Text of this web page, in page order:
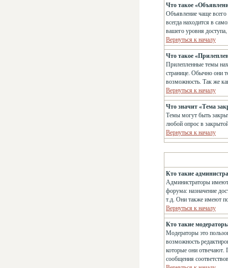
Что такое
Объявление чаще
всегда находится в
вашего уровня
Вернуться к началу
Что такое
Прилепленные темы
странице. Обычно они
возможность. Так же
Вернуться к началу
Что значит «Тема
Темы могут быть
любой опрос в
Вернуться к началу
Кто такие
Администраторы
форума: назначение
т.д. Они также имеют
Вернуться к началу
Кто такие
Модераторы это
возможность
которые они отвечают.
сообщения